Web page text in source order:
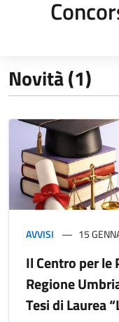
Novità (1)
AVVISI 15
Il Centro per
Regione
Tesi di Laurea